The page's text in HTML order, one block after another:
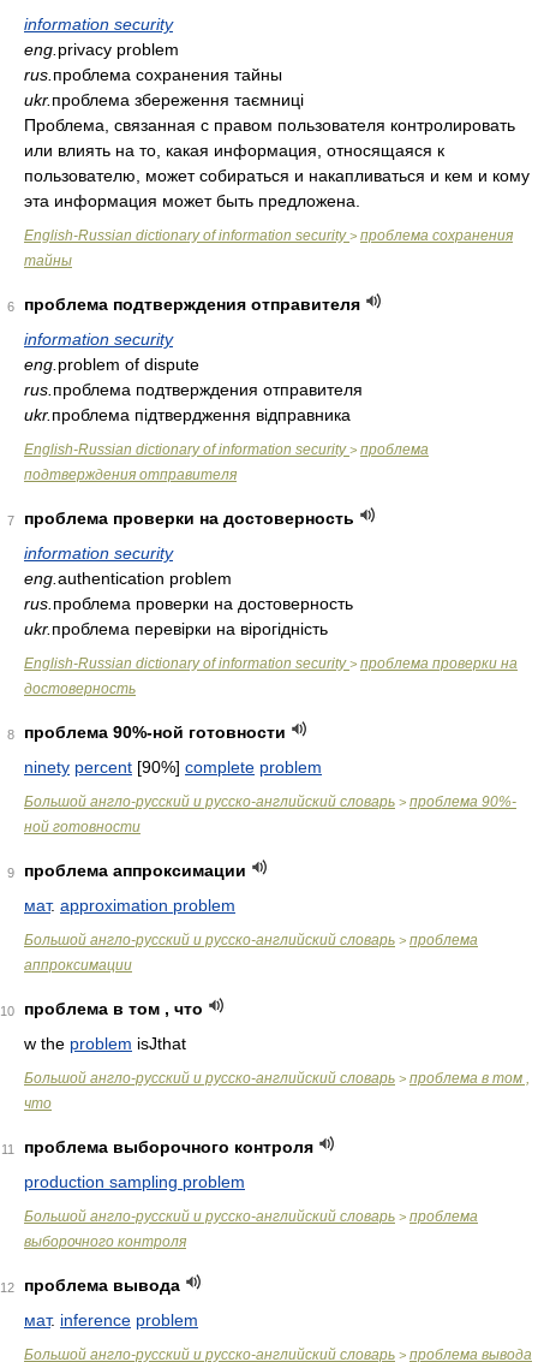
information security
eng. privacy problem
rus. проблема сохранения тайны
ukr. проблема збереження таємниці
Проблема, связанная с правом пользователя контролировать
или влиять на то, какая информация, относящаяся к
пользователю, может собираться и накапливаться и кем и кому
эта информация может быть предложена.
English-Russian dictionary of information security> проблема сохранения
тайны
6
проблема подтверждения отправителя
information security
eng. problem of dispute
rus. проблема подтверждения отправителя
ukr. проблема підтвердження відправника
English-Russian dictionary of information security> проблема
подтверждения отправителя
7
проблема проверки на достоверность
information security
eng. authentication problem
rus. проблема проверки на достоверность
ukr. проблема перевірки на вірогідність
English-Russian dictionary of information security> проблема проверки на
достоверность
8
проблема 90%-ной готовности
ninety percent [90%] complete problem
Большой англо-русский и русско-английский словарь > проблема 90%-
ной готовности
9
проблема аппроксимации
мат. approximation problem
Большой англо-русский и русско-английский словарь > проблема
аппроксимации
10
проблема в том , что
w the problem isJthat
Большой англо-русский и русско-английский словарь > проблема в том ,
что
11
проблема выборочного контроля
production sampling problem
Большой англо-русский и русско-английский словарь > проблема
выборочного контроля
12
проблема вывода
мат. inference problem
Большой англо-русский и русско-английский словарь > проблема вывода